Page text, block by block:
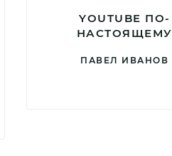
YOUTUBE ПО-
НАСТОЯЩЕМУ
ПАВЕЛ ИВАНОВ